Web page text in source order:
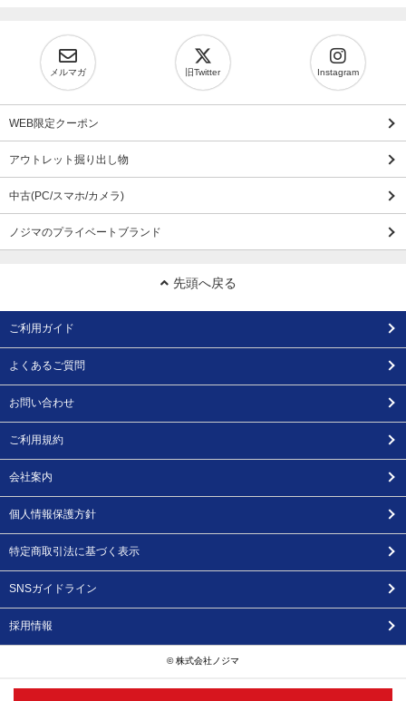
メルマガ 旧Twitter Instagram
WEB限定クーポン
アウトレット掘り出し物
中古(PC/スマホ/カメラ)
ノジマのプライベートブランド
先頭へ戻る
ご利用ガイド
よくあるご質問
お問い合わせ
ご利用規約
会社案内
個人情報保護方針
特定商取引法に基づく表示
SNSガイドライン
採用情報
© 株式会社ノジマ